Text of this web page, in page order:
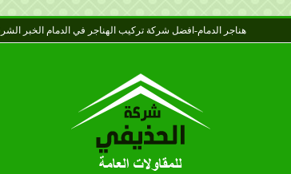
هناجر الدمام-افضل شركة تركيب الهناجر في الدمام الخبر